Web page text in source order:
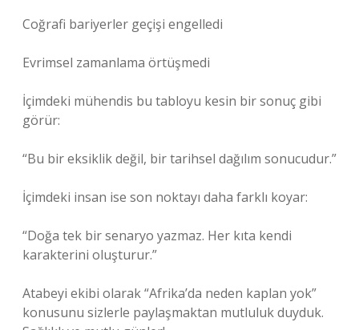
Coğrafi bariyerler geçişi engelledi
Evrimsel zamanlama örtüşmedi
İçimdeki mühendis bu tabloyu kesin bir sonuç gibi
görür:
“Bu bir eksiklik değil, bir tarihsel dağılım sonucudur.”
İçimdeki insan ise son noktayı daha farklı koyar:
“Doğa tek bir senaryo yazmaz. Her kıta kendi
karakterini oluşturur.”
Atabeyi ekibi olarak “Afrika’da neden kaplan yok”
konusunu sizlerle paylaşmaktan mutluluk duyduk.